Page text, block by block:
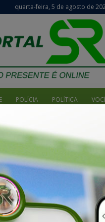
quarta-feira, 5 de agosto de
POLÍCIA POLÍTICA
sorteios da
- 22 de novembro de 2021